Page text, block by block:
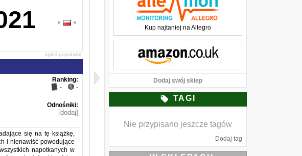
zgłoś poprawkę
Ranking:
- -
Odnośniki:
[dodaj]
się na tę książkę,
i nienawiść powodujące
napotkanych w
Kup najtaniej na Allegro
Dodaj swój sklep
TAGI
Nie przypisano jeszcze tagów
Dodaj tag